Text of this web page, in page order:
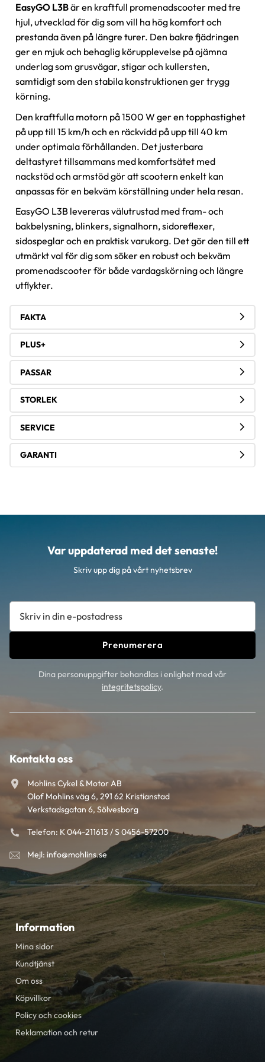
EasyGO L3Bär en kraftfull promenadscooter med tre
hjul, utvecklad för dig som vill ha hög komfort och
prestanda även på längre turer. Den bakre fjädringen
ger en mjuk och behaglig körupplevelse på ojämna
underlag som grusvägar, stigar och kullersten,
samtidigt som den stabila konstruktionen ger trygg
körning.
Den kraftfulla motorn på 1500 W ger en topphastighet
på upp till 15 km/h och en räckvidd på upp till 40 km
under optimala förhållanden. Det justerbara
deltastyret tillsammans med komfortsätet med
nackstöd och armstöd gör att scootern enkelt kan
anpassas för en bekväm körställning under hela resan.
EasyGO L3B levereras välutrustad med fram- och
bakbelysning, blinkers, signalhorn, sidoreflexer,
sidospeglar och en praktisk varukorg. Det gör den till ett
utmärkt val för dig som söker en robust och bekväm
promenadscooter för både vardagskörning och längre
utflykter.
FAKTA
PLUS+
PASSAR
STORLEK
SERVICE
GARANTI
Var uppdaterad med det senaste!
Skriv upp dig på vårt nyhetsbrev
Prenumerera
Dina personuppgifter behandlas i enlighet med vår
integritetspolicy.
Kontakta oss
Mohlins Cykel & Motor AB
Olof Mohlins väg 6, 291 62 Kristianstad
Verkstadsgatan 6, Sölvesborg
Telefon: K 044-211613 / S 0456-57200
Mejl: info@mohlins.se
Information
Mina sidor
Kundtjänst
Om oss
Köpvillkor
Policy och cookies
Reklamation och retur